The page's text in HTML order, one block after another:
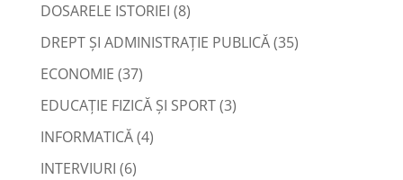
DOSARELE ISTORIEI (8)
DREPT ŞI ADMINISTRAŢIE PUBLICĂ(35)
ECONOMIE (37)
EDUCAŢIE FIZICĂ ŞI SPORT(3)
INFORMATICĂ(4)
INTERVIURI (6)